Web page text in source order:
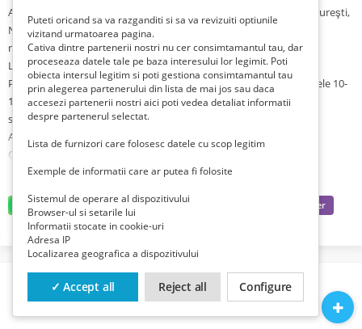
Angajam CONSILIER VANZARI pentru showroom-ul din Calea Bucureşti,
Nr 37, Petrești, Corbeanca si pentru showroom-ul din Colentina,
nr.427/429, Bucureti, sector 2.
Locul de munca este full-time, pe perioada nedeterminata.
Pentru alte detalii ne puteti contacta, de luni pana vineri, intre orele 10-
16 , la nr. de telefon 0720 209 432 sau pe adresa de email:
salariati@idealinox.ro.
Asiguram transport din Bucuresti.
Candidatul ideal:
- Abilitati de comunicare, negociere, organizare si interelationare,
- Cunostinte de operare pe calculator nivel mediu;
- Cerinte comportamentale: responsabil, integru ,organizat;
- Constituie avantaj experienta in vanzari minim 1 an.
Ca agent de vânzări activitatea ta va consta în:
Gestionarea portofoliului de clienți;
Puteti oricand sa va razganditi si sa va revizuiti optiunile
vizitand urmatoarea pagina.
Cativa dintre partenerii nostri nu cer consimtamantul tau, dar
proceseaza datele tale pe baza interesului lor legimit. Poti
obiecta intersul legitim si poti gestiona consimtamantul tau
prin alegerea partenerului din lista de mai jos sau daca
accesezi partenerii nostri aici poti vedea detaliat informatii
despre partenerul selectat.
Lista de furnizori care folosesc datele cu scop legitim
Exemple de informatii care ar putea fi folosite
Sistemul de operare al dispozitivului
Browser-ul si setarile lui
Informatii stocate in cookie-uri
Adresa IP
Localizarea geografica a dispozitivului
✓ Accept all Reject all Configure